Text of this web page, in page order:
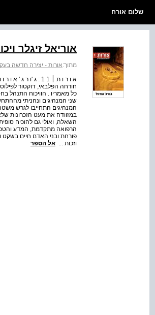
שלום אורח
אוריאל זיגלר
מתוך:אורות - יצירה חדשה בעקבות
חורחה הפלבאי, דוקטור
כל מאמריו . הוויכוח התנהל
שני המנהיגים ונהניתי
המנהיגים התחייבו לגרש
במזוודה את מעט הזכרונות
השאלה, ואולי גם להוכיח
הרפואה מתקדמת, המדע
פורחת ובני האדם חיים בשקט
וזכות ... אל הספר